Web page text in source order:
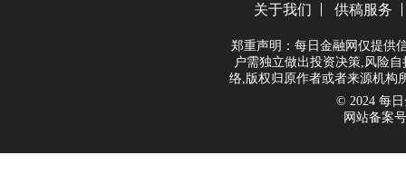
关于我们 供稿服务
郑重声明：每日金融网仅提供
户需独立做出投资决策,风险
络,版权归原作者或者来源机构
© 2024 每日
网站备案